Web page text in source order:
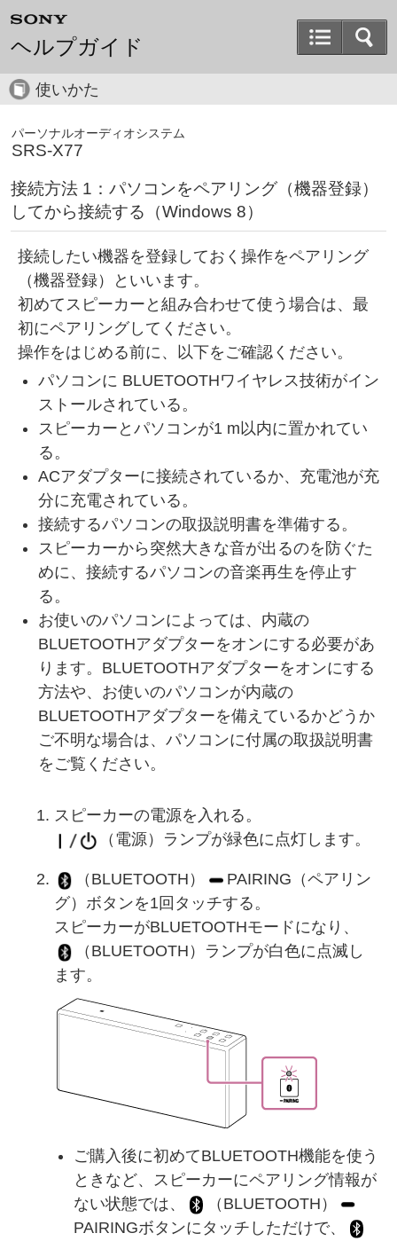
ヘルプガイド
使いかた
パーソナルオーディオシステム
SRS-X77
接続方法 1：パソコンをペアリング（機器登録）
してから接続する（Windows 8）
接続したい機器を登録しておく操作をペアリング
（機器登録）といいます。
初めてスピーカーと組み合わせて使う場合は、最
初にペアリングしてください。
操作をはじめる前に、以下をご確認ください。
パソコンに BLUETOOTHワイヤレス技術がイン
ストールされている。
スピーカーとパソコンが1 m以内に置かれてい
る。
ACアダプターに接続されているか、充電池が充
分に充電されている。
接続するパソコンの取扱説明書を準備する。
スピーカーから突然大きな音が出るのを防ぐた
めに、接続するパソコンの音楽再生を停止す
る。
お使いのパソコンによっては、内蔵の
BLUETOOTHアダプターをオンにする必要があ
ります。BLUETOOTHアダプターをオンにする
方法や、お使いのパソコンが内蔵の
BLUETOOTHアダプターを備えているかどうか
ご不明な場合は、パソコンに付属の取扱説明書
をご覧ください。
スピーカーの電源を入れる。
（電源）ランプが緑色に点灯します。
（BLUETOOTH）
PAIRING（ペアリン
グ）ボタンを1回タッチする。
スピーカーがBLUETOOTHモードになり、
（BLUETOOTH）ランプが白色に点滅し
ます。
ご購入後に初めてBLUETOOTH機能を使う
ときなど、スピーカーにペアリング情報が
ない状態では、
（BLUETOOTH）
PAIRINGボタンにタッチしただけで、